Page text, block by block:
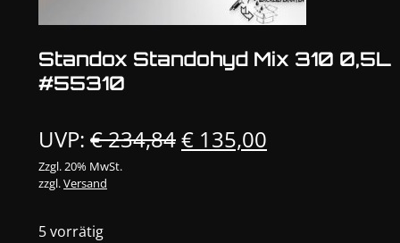
Standox Standohyd Mix 310 0,5L
#55310
UVP: €234,84Ursprünglicher
€ 135,00
Zzgl. 20% MwSt.
zzgl.Versand
5 vorrätig